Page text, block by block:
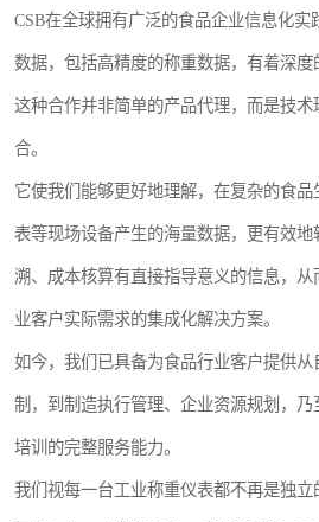
CSB在全球拥有广泛的食品企业信息化
数据，包括高精度的称重数据，有着深度
这种合作并非简单的产品代理，而是技
合。
它使我们能够更好地理解，在复杂的食
表等现场设备产生的海量数据，更有效
溯、成本核算有直接指导意义的信息，
业客户实际需求的集成化解决方案。
如今，我们已具备为食品行业客户提供
制，到制造执行管理、企业资源规划，
培训的完整服务能力。
我们视每一台工业称重仪表都不再是独